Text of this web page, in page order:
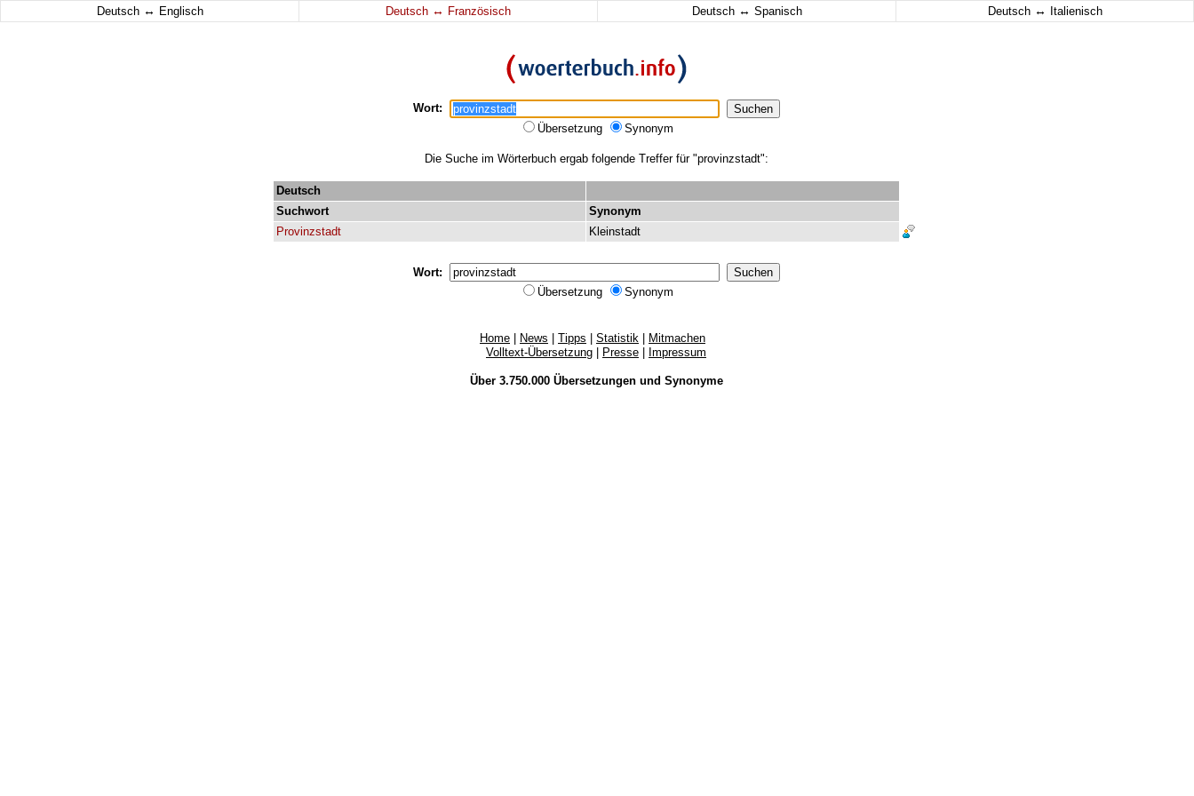
Deutsch ↔ Englisch Deutsch ↔ Französisch Deutsch ↔ Spanisch Deutsch ↔ Italienisch
Wort:
Übersetzung
Synonym
Die Suche im Wörterbuch ergab folgende Treffer für "provinzstadt":
Deutsch
Suchwort
Synonym
Provinzstadt
Kleinstadt
Wort:
Übersetzung
Synonym
Home News Tipps Statistik
Mitmachen
Volltext-Übersetzung
Presse Impressum
Über 3.750.000 Übersetzungenund Synonyme